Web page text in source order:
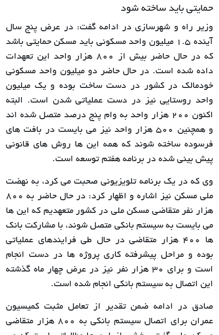
حمایتی باید ساخته شود
وزیر راه و شهرسازی در ادامه گفت: در عرض پنج سال
آینده 1.5 میلیون واحد مسکونی باید مسکن حمایتی باشد
که در حال حاضر بیش از 800 هزار واحد این تعهدات
داده شده است. در حال حاضر دو میلیون واحد مسکونی
خودمالک در کشور در دست ساخت بوده و یک میلیون
واحد روستایی نیز در دست عملیاتی شدن است. البته
اکنون 200 هزار واحد به وام پنج درصد متصل شده اند
و همچنین 500 هزار واحد نیز می بایست در بافت های
فرسوده ساخته شوند که همه این ها روش های قانونی
پیش بینی شده در برنامه هفتم توسعه است.
وی که در یک برنامه تلویزیونی صحبت می کرد، به نهضت
ملی مسکن نیز اشاره و اظهار کرد: در حال حاضر به 800
هزار نفر متقاضی مسکن ملی در کشور متعهدیم که این ها
می بایست به سیستم بانکی متصل شوند، با مشارکت بانک
ها 400 هزار متقاضی در حال طی فرایندهای عملیاتی
بوده و مراحل پیشرفته کاری پروژه ها در دست انجام
است و برای 30 هزار نفر نیز در عرض چهار ماه گذشته
این اتصال به سیستم بانکی انجام شده است.
صادق در ادامه ضمن تقدیر از تعامل مثبت کمیسیون
عمران برای اتصال سیستم بانکی به 800 هزار متقاضی